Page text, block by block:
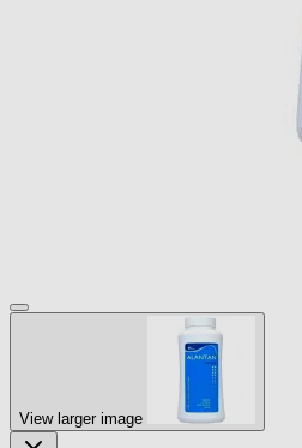
View larger image